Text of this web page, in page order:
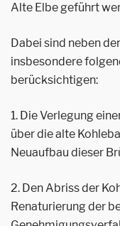
Alte Elbe geführt
Dabei sind neben
insbesondere
berücksichtigen:
1. Die Verlegung
über die alte
Neuaufbau dieser
2. Den Abriss der
Renaturierung der